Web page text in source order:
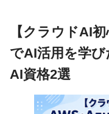
【クラウドAI
でAI活用を学
AI資格2選